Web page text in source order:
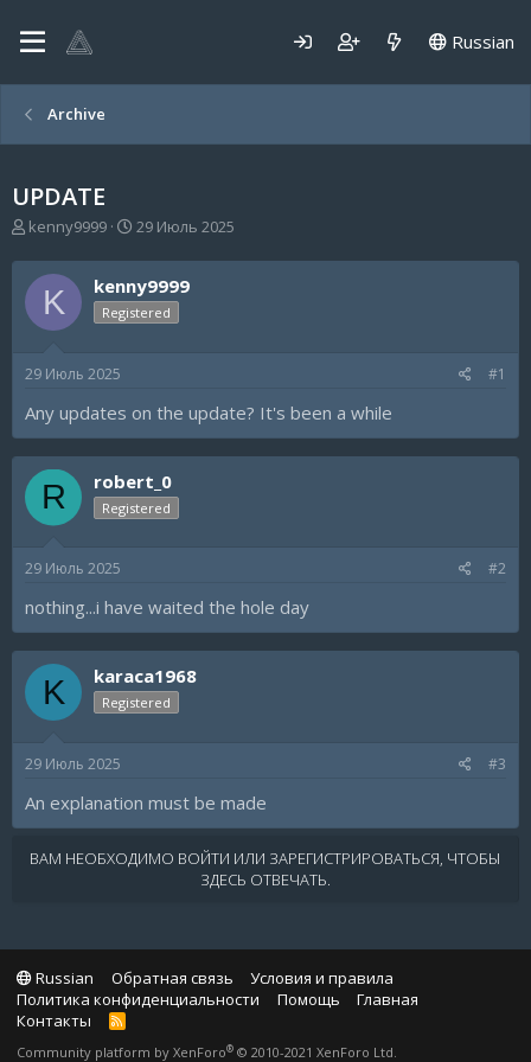
Russian
Archive
UPDATE
А
т
о
р
м
kenny9999
Д
т
а
н
а
29 Июль 2025
K kenny9999
Registered
29 Июль 2025 #1
Any updates on the update? It's been a while
R robert_0
Registered
29 Июль 2025 #2
nothing...i have waited the hole day
K karaca1968
Registered
29 Июль 2025 #3
An explanation must be made
ВАМ НЕОБХОДИМО ВОЙТИ ИЛИ ЗАРЕГИСТРИРОВАТЬСЯ, ЧТОБЫ
ЗДЕСЬ ОТВЕЧАТЬ.
Russian Обратная связь
Условия и правила
Политика конфиденциальности
Помощь
Главная
Контакты
R
S
Community platform by XenForo® © 2010-2021 XenForo Ltd.